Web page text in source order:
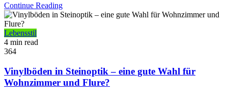
Continue Reading
Lebensstil
4 min read
364
Vinylböden in Steinoptik – eine gute Wahl für
Wohnzimmer und Flure?